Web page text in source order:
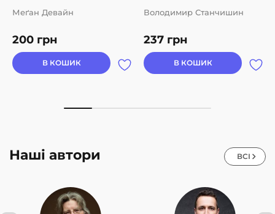
200 грн
Меґан Девайн
В КОШИК
237 грн
Володимир Станчишин
В КОШИК
Наші автори ВСІ